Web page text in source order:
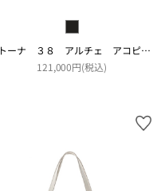
トトーナ ３８ アルチェ アコピアート
121,000円(税込)